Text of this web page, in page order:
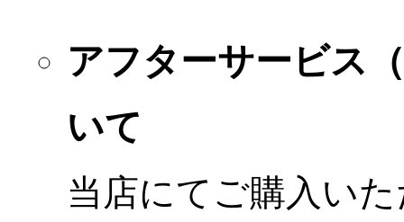
アフターサービス
いて
当店にてご購入い